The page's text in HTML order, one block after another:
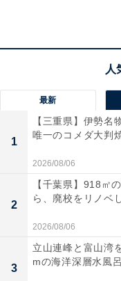
最新
1
【三重県】伊勢名
唯一のコメダ大判
2026/08/06
2
【千葉県】918㎡
ら、廃校をリノベ
2026/08/06
3
立山連峰と富山湾
mの海洋深層水風